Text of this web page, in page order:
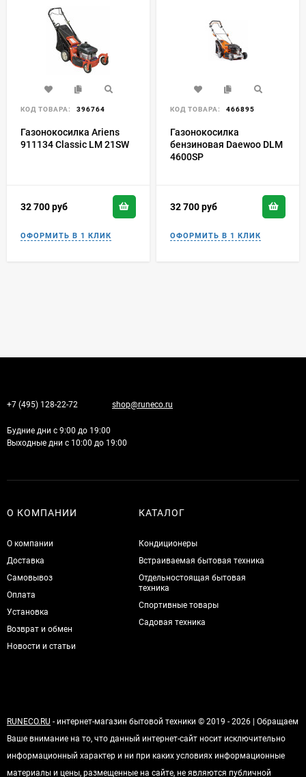
КОД ТОВАРА: 396764
Газонокосилка Ariens
911134 Classic LM 21SW
32 700руб
КОД ТОВАРА: 466895
Газонокосилка
бензиновая Daewoo DLM
4600SP
32 700руб
+7 (495) 128-22-72 shop@runeco.ru
Будние дни с 9:00 до 19:00
Выходные дни с 10:00 до 19:00
О КОМПАНИИ
О компании
Доставка
Самовывоз
Оплата
Установка
Возврат и обмен
Новости и статьи
КАТАЛОГ
Кондиционеры
Встраиваемая бытовая техника
Отдельностоящая бытовая
техника
Спортивные товары
Садовая техника
RUNECO.RU - интернет-магазин бытовой техники © 2019 - 2026 | Обращаем
Ваше внимание на то, что данный интернет-сайт носит исключительно
информационный характер и ни при каких условиях информационные
материалы и цены, размещенные на сайте, не являются публичной